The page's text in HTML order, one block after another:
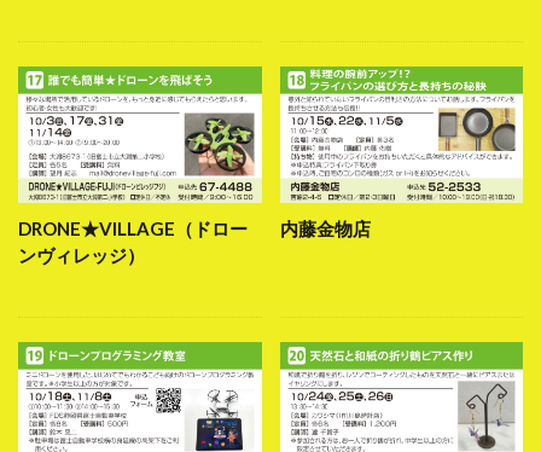
DRONE★VILLAGE（ドロー
ンヴィレッジ）
内藤金物店